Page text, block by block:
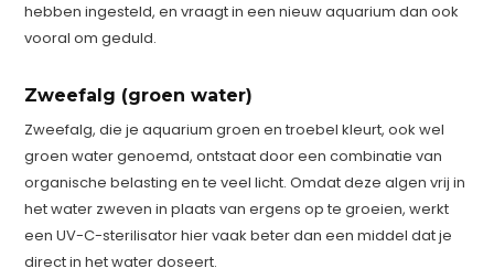
hebben ingesteld, en vraagt in een nieuw aquarium dan ook
vooral om geduld.
Zweefalg (groen water)
Zweefalg, die je aquarium groen en troebel kleurt, ook wel
groen water genoemd, ontstaat door een combinatie van
organische belasting en te veel licht. Omdat deze algen vrij in
het water zweven in plaats van ergens op te groeien, werkt
een UV-C-sterilisator hier vaak beter dan een middel dat je
direct in het water doseert.